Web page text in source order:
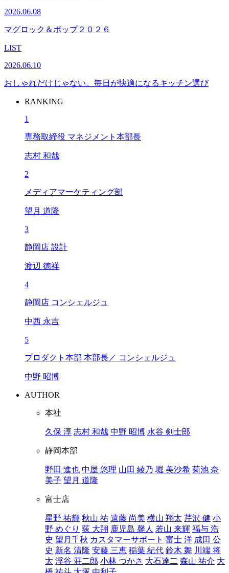
2026.06.08
マグロック＆ポップ２０２６
LIST
2026.06.10
おしゃれだけじゃない。毎日が快適になるキッチン選び
RANKING
1
専務取締役 マネジメント本部長
志村 和哉
2
メディアマーケティング部
望月 道隆
3
静岡店 設計
渡辺 徳祥
4
静岡店 コンシェルジュ
中西 永吉
5
プロダクト本部 本部長／ コンシェルジュ
中野 昭博
AUTHOR
本社
久保 淳 志村 和哉 中野 昭博 水谷 剣士郎
静岡本部
野田 進也 中屋 悠理 山田 綾乃 堀 美沙希 菊池 奈
美子 望月 道隆
富士店
星野 祐輝 秋山 祐 遠藤 尚美 横山 翔太 芹沢 健 小
野 めぐり 荻 大翔 鹿児島 馨人 若山 来輝 福与 浩
史 望月千秋 カスタマーサポート 富士 洋 成田 公
史 新名 清隆 安藤 三恵 稲葉 紀代 鈴木 舞 川端 将
太 浮谷 荘二郎 小林 つかさ 大石達二 森山 祐介 大